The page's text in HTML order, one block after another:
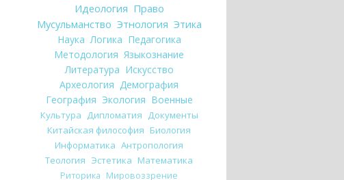
Идеология Право
Мусульманство Этнология Этика
Наука Логика Педагогика
Методология Языкознание
Литература Искусство
Археология Демография
География Экология Военные
Культура Дипломатия Документы
Китайская философия Биология
Информатика Антропология
Теология Эстетика Математика
Риторика Мировоззрение